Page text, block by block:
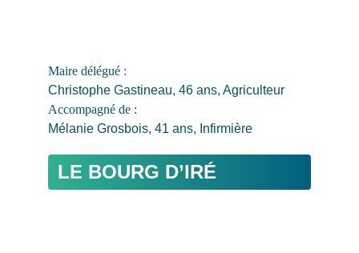
Maire délégué :
Christophe Gastineau, 46 ans, Agriculteur
Accompagné de :
Mélanie Grosbois, 41 ans, Infirmière
LE BOURG D’IRÉ